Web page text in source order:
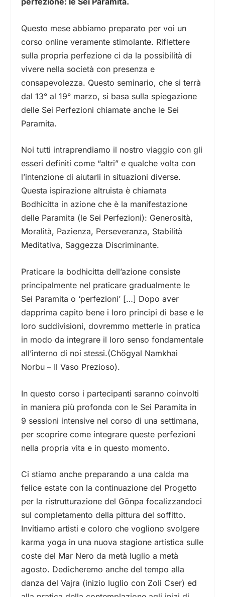
Questo mese abbiamo preparato per voi un
corso online veramente stimolante. Riflettere
sulla propria perfezione ci da la possibilità di
vivere nella società con presenza e
consapevolezza. Questo seminario, che si terrà
dal 13° al 19° marzo, si basa sulla spiegazione
delle Sei Perfezioni chiamate anche le Sei
Paramita.
Noi tutti intraprendiamo il nostro viaggio con gli
esseri definiti come “altri” e qualche volta con
l’intenzione di aiutarli in situazioni diverse.
Questa ispirazione altruista è chiamata
Bodhicitta in azione che è la manifestazione
delle Paramita (le Sei Perfezioni): Generosità,
Moralità, Pazienza, Perseveranza, Stabilità
Meditativa, Saggezza Discriminante.
Praticare la bodhicitta dell’azione consiste
principalmente nel praticare gradualmente le
Sei Paramita o ‘perfezioni’ […] Dopo aver
dapprima capito bene i loro principi di base e le
loro suddivisioni, dovremmo metterle in pratica
in modo da integrare il loro senso fondamentale
all’interno di noi stessi.(Chögyal Namkhai
Norbu – Il Vaso Prezioso).
In questo corso i partecipanti saranno coinvolti
in maniera più profonda con le Sei Paramita in
9 sessioni intensive nel corso di una settimana,
per scoprire come integrare queste perfezioni
nella propria vita e in questo momento.
Ci stiamo anche preparando a una calda ma
feliceestate con la continuazione del Progetto
per la ristrutturazione del Gönpa focalizzandoci
sul completamento della pittura del soffitto.
Invitiamo artisti e coloro che vogliono svolgere
karma yoga in una nuova stagione artistica sulle
coste del Mar Nero da metà luglio a metà
agosto. Dedicheremo anche del tempo alla
danza del Vajra (inizio luglio con Zoli Cser) ed